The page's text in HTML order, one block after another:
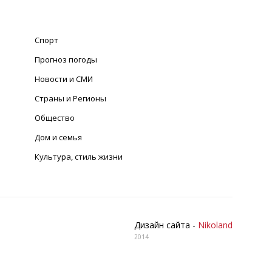
Спорт
Прогноз погоды
Новости и СМИ
Страны и Регионы
Общество
Дом и семья
Культура, стиль жизни
Дизайн сайта - Nikoland
2014